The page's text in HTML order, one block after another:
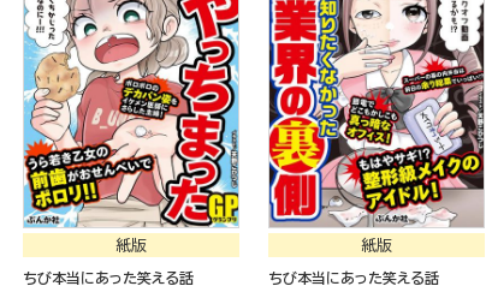
紙版
ちび本当にあった笑える話
紙版
ちび本当にあった笑える話